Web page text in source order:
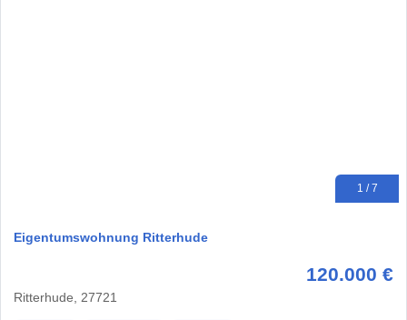
1 / 7
Eigentumswohnung Ritterhude
120.000 €
Ritterhude, 27721